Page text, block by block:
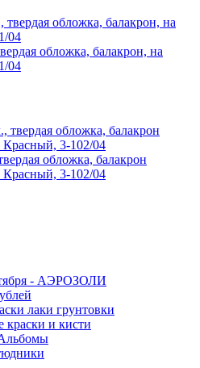
обложка, балакрон, на
04
обложка, балакрон
Красный, 3-102/04
- АЭРОЗОЛИ
лаки грунтовки
краски и кисти